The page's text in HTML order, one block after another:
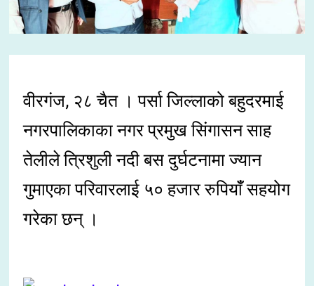
वीरगंज, २८ चैत । पर्सा जिल्लाको बहुदरमाई
नगरपालिकाका नगर प्रमुख सिंगासन साह
तेलीले त्रिशुली नदी बस दुर्घटनामा ज्यान
गुमाएका परिवारलाई ५० हजार रुपियाँँ सहयोग
गरेका छन् ।